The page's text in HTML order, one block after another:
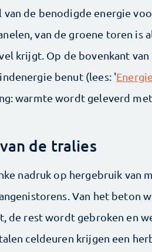
de benodigde energie
van de groene toren is
krijgt. Op de bovenkant
benut (lees: '
warmte wordt geleverd
de tralies
nadruk op hergebruik van
Van het beton
de rest wordt gebroken en
celdeuren krijgen een